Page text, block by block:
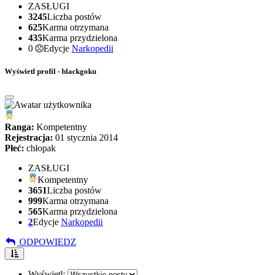
ZASŁUGI
3245Liczba postów
625Karma otrzymana
435Karma przydzielona
0
Edycje Narkopedii
Wyświetl profil - blackgoku
Ranga: Kompetentny
Rejestracja: 01 stycznia 2014
Płeć: chłopak
ZASŁUGI
Kompetentny
3651Liczba postów
999Karma otrzymana
565Karma przydzielona
2Edycje Narkopedii
ODPOWIEDZ